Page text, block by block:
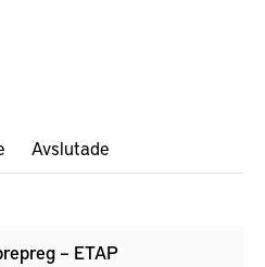
Avslutade
– ETAP